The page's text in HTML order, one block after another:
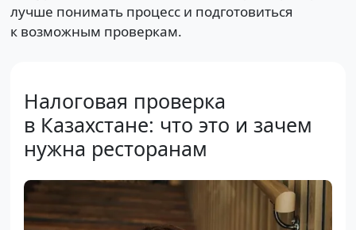
лучше понимать процесс и подготовиться
к возможным проверкам.
Налоговая проверка
в Казахстане: что это и зачем
нужна ресторанам